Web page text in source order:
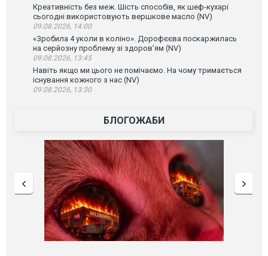
Креативність без меж. Шість способів, як шеф-кухарі
сьогодні використовують вершкове масло (NV)
09.08.2026, 14:00
«Зробила 4 уколи в коліно». Дорофєєва поскаржилась
на серйозну проблему зі здоров’ям (NV)
09.08.2026, 13:45
Навіть якщо ми цього не помічаємо. На чому тримається
існування кожного з нас (NV)
09.08.2026, 13:30
БЛОГОЖАБИ